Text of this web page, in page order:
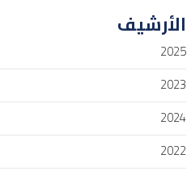
الأرشيف
2025
2023
2024
2022